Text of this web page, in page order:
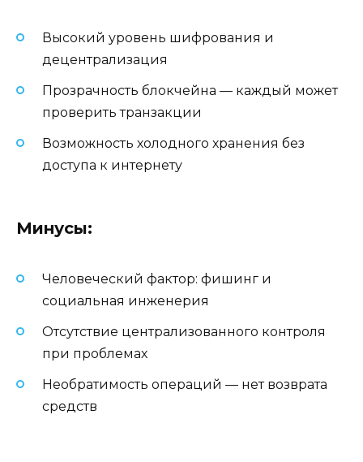
Высокий уровень шифрования и
децентрализация
Прозрачность блокчейна — каждый может
проверить транзакции
Возможность холодного хранения без
доступа к интернету
Минусы:
Человеческий фактор: фишинг и
социальная инженерия
Отсутствие централизованного контроля
при проблемах
Необратимость операций — нет возврата
средств